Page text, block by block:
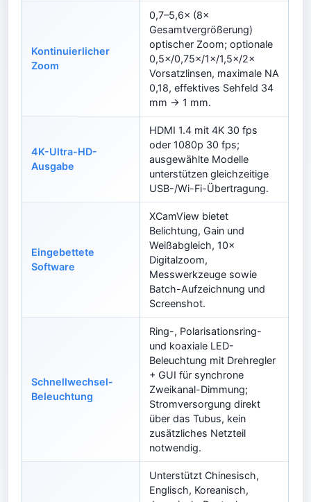
Kontinuierlicher
Zoom
0,7–5,6× (8×
Gesamtvergrößerung)
optischer Zoom; optionale
0,5×/0,75×/1×/1,5×/2×
Vorsatzlinsen, maximale NA
0,18, effektives Sehfeld 34
mm → 1 mm.
4K-Ultra-HD-
Ausgabe
HDMI 1.4 mit 4K 30 fps
oder 1080p 30 fps;
ausgewählte Modelle
unterstützen gleichzeitige
USB-/Wi-Fi-Übertragung.
Eingebettete
Software
XCamView bietet
Belichtung, Gain und
Weißabgleich, 10×
Digitalzoom,
Messwerkzeuge sowie
Batch-Aufzeichnung und
Screenshot.
Schnellwechsel-
Beleuchtung
Ring-, Polarisationsring-
und koaxiale LED-
Beleuchtung mit Drehregler
+ GUI für synchrone
Zweikanal-Dimmung;
Stromversorgung direkt
über das Tubus, kein
zusätzliches Netzteil
notwendig.
Unterstützt Chinesisch,
Englisch, Koreanisch,